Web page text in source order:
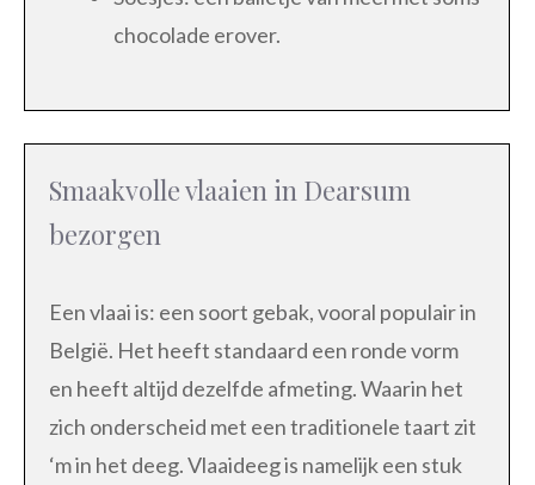
chocolade erover.
Smaakvolle vlaaien in Dearsum
bezorgen
Een vlaai is: een soort gebak, vooral populair in
België. Het heeft standaard een ronde vorm
en heeft altijd dezelfde afmeting. Waarin het
zich onderscheid met een traditionele taart zit
‘m in het deeg. Vlaaideeg is namelijk een stuk